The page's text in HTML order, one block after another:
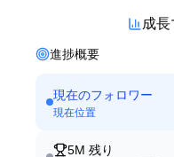
成
進捗概要
現在のフォロワー
現在位置
5M 残り